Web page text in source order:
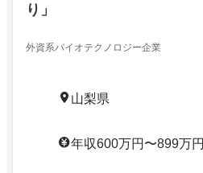
り」
外資系バイオテクノロジー企業
山梨県
年収600万円〜899万円